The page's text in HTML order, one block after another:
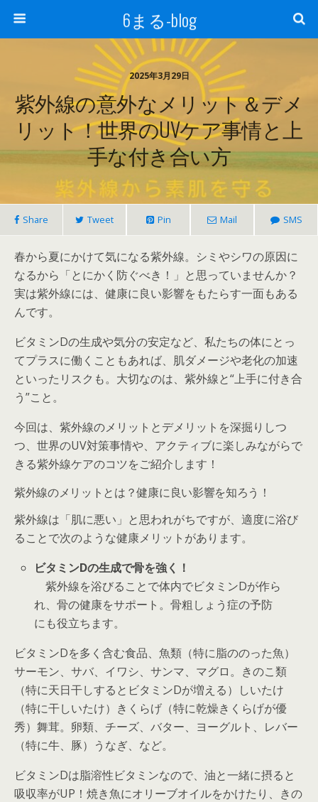
6まる-blog
2025年3月29日
紫外線の意外なメリット＆デメ
リット！世界のUVケア事情と上
手な付き合い方
Share Tweet Pin Mail SMS
春から夏にかけて気になる紫外線。シミやシワの原因に
なるから「とにかく防ぐべき！」と思っていませんか？
実は紫外線には、健康に良い影響をもたらす一面もある
んです。
ビタミンDの生成や気分の安定など、私たちの体にとっ
てプラスに働くこともあれば、肌ダメージや老化の加速
といったリスクも。大切なのは、紫外線と“上手に付き合
う”こと。
今回は、紫外線のメリットとデメリットを深掘りしつ
つ、世界のUV対策事情や、アクティブに楽しみながらで
きる紫外線ケアのコツをご紹介します！
紫外線のメリットとは？健康に良い影響を知ろう！
紫外線は「肌に悪い」と思われがちですが、適度に浴び
ることで次のような健康メリットがあります。
ビタミンDの生成で骨を強く！
紫外線を浴びることで体内でビタミンDが作ら
れ、骨の健康をサポート。骨粗しょう症の予防
にも役立ちます。
ビタミンDを多く含む食品、魚類（特に脂ののった魚）
サーモン、サバ、イワシ、サンマ、マグロ。きのこ類
（特に天日干しするとビタミンDが増える）しいたけ
（特に干しいたけ）きくらげ（特に乾燥きくらげが優
秀）舞茸。卵類、チーズ、バター、ヨーグルト、レバー
（特に牛、豚）うなぎ、など。
ビタミンDは脂溶性ビタミンなので、油と一緒に摂ると
吸収率がUP！焼き魚にオリーブオイルをかけたり、きの